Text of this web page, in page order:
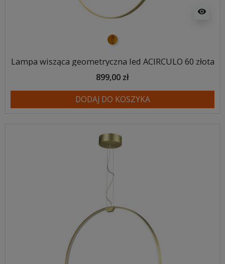
visibility
złoty
Lampa wisząca geometryczna led ACIRCULO 60 złota
899,00 zł
DODAJ DO KOSZYKA